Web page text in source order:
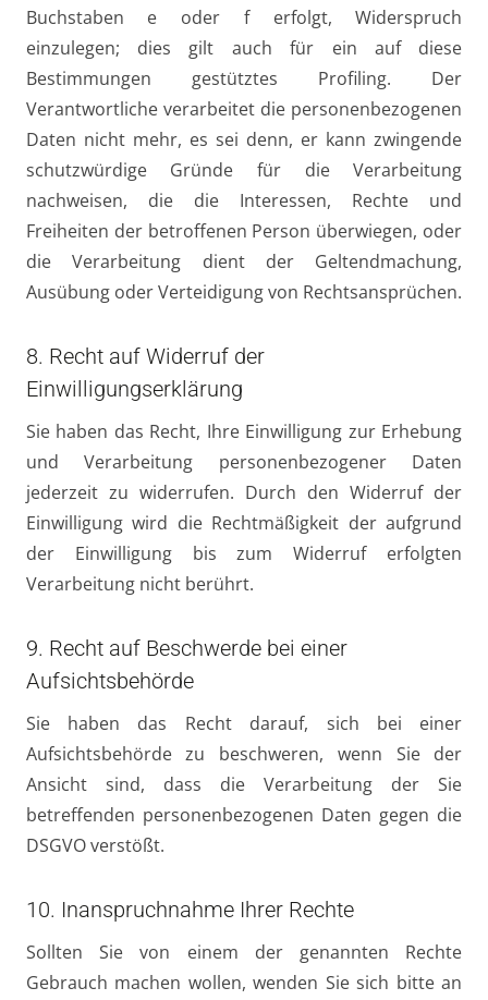
Buchstaben e oder f erfolgt, Widerspruch
einzulegen; dies gilt auch für ein auf diese
Bestimmungen gestütztes Profiling. Der
Verantwortliche verarbeitet die personenbezogenen
Daten nicht mehr, es sei denn, er kann zwingende
schutzwürdige Gründe für die Verarbeitung
nachweisen, die die Interessen, Rechte und
Freiheiten der betroffenen Person überwiegen, oder
die Verarbeitung dient der Geltendmachung,
Ausübung oder Verteidigung von Rechtsansprüchen.
8. Recht auf Widerruf der
Einwilligungserklärung
Sie haben das Recht, Ihre Einwilligung zur Erhebung
und Verarbeitung personenbezogener Daten
jederzeit zu widerrufen. Durch den Widerruf der
Einwilligung wird die Rechtmäßigkeit der aufgrund
der Einwilligung bis zum Widerruf erfolgten
Verarbeitung nicht berührt.
9. Recht auf Beschwerde bei einer
Aufsichtsbehörde
Sie haben das Recht darauf, sich bei einer
Aufsichtsbehörde zu beschweren, wenn Sie der
Ansicht sind, dass die Verarbeitung der Sie
betreffenden personenbezogenen Daten gegen die
DSGVO verstößt.
10. Inanspruchnahme Ihrer Rechte
Sollten Sie von einem der genannten Rechte
Gebrauch machen wollen, wenden Sie sich bitte an